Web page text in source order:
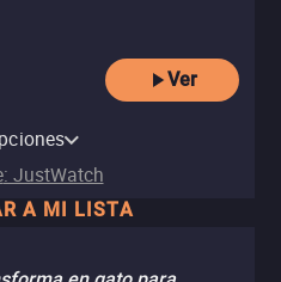
Ver
: JustWatch
A MI LISTA